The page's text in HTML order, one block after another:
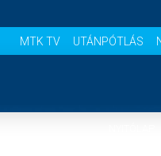
MTK TV UTÁNPÓTLÁS